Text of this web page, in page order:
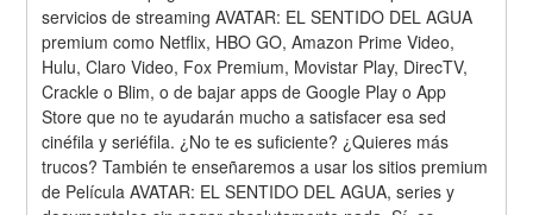
servicios de streaming AVATAR: EL SENTIDO DEL AGUA
premium como Netflix, HBO GO, Amazon Prime Video,
Hulu, Claro Video, Fox Premium, Movistar Play, DirecTV,
Crackle o Blim, o de bajar apps de Google Play o App
Store que no te ayudarán mucho a satisfacer esa sed
cinéfila y seriéfila. ¿No te es suficiente? ¿Quieres más
trucos? También te enseñaremos a usar los sitios premium
de Película AVATAR: EL SENTIDO DEL AGUA, series y